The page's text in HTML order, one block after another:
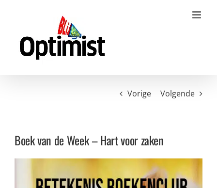
Vorige Volgende
Boek van de Week – Hart voor zaken